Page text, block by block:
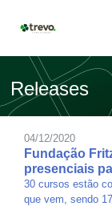
Releases
04/12/2020
Fundação
presenciais
30 cursos estão
que vem, sendo